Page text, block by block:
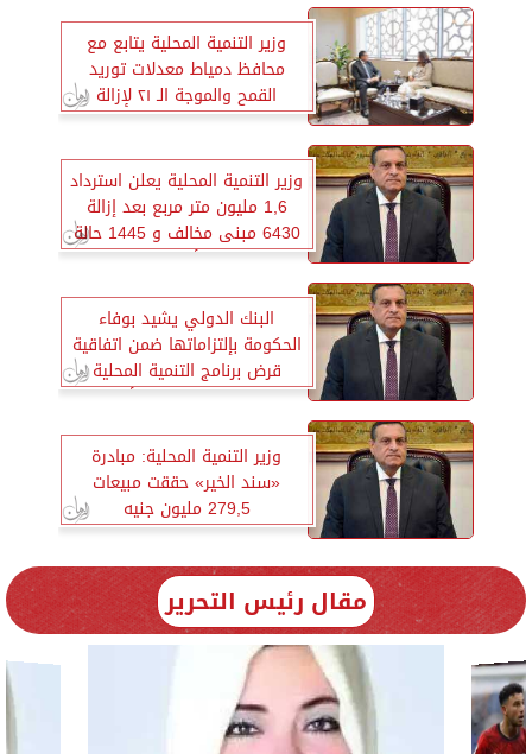
وزير التنمية المحلية يتابع مع
محافظ دمياط معدلات توريد
القمح والموجة الـ ٢١ لإزالة
التعديات
وزير التنمية المحلية يعلن استرداد
1,6 مليون متر مربع بعد إزالة
6430 مبنى مخالف و 1445 حالة
تعدٍ على الأراضي الزراعية
البنك الدولي يشيد بوفاء
الحكومة بإلتزاماتها ضمن اتفاقية
قرض برنامج التنمية المحلية
بصعيد مصر لتحقيق الأهداف
وزير التنمية المحلية: مبادرة
«سند الخير» حققت مبيعات
279,5 مليون جنيه
مقال رئيس التحرير